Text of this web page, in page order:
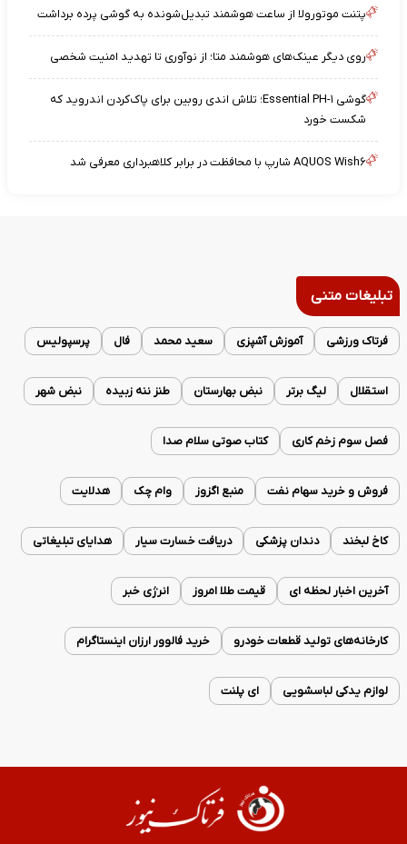
پتنت موتورولا از ساعت هوشمند تبدیل‌شونده به گوشی پرده برداشت
روی دیگر عینک‌های هوشمند متا؛ از نوآوری تا تهدید امنیت شخصی
گوشی Essential PH-۱؛ تلاش اندی روبین برای پاک‌کردن اندروید که
شکست خورد
AQUOS Wish۶ شارپ با محافظت در برابر کلاهبرداری معرفی شد
تبلیغات متنی
فرتاک ورزشی آموزش آشپزی سعید محمد فال پرسپولیس
استقلال لیگ برتر نبض بهارستان طنز ننه زبیده نبض شهر
فصل سوم زخم کاری کتاب صوتی سلام صدا
فروش و خرید سهام نفت منبع اگزوز وام چک هدلایت
کاخ لبخند دندان پزشکی دریافت خسارت سیار هدایای تبلیغاتی
آخرین اخبار لحظه ای قیمت طلا امروز انرژی خبر
کارخانه‌های تولید قطعات خودرو خرید فالوور ارزان اینستاگرام
لوازم یدکی لباسشویی ای پلنت